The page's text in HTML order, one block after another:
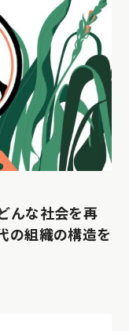
んな社会を再
の組織の構造を